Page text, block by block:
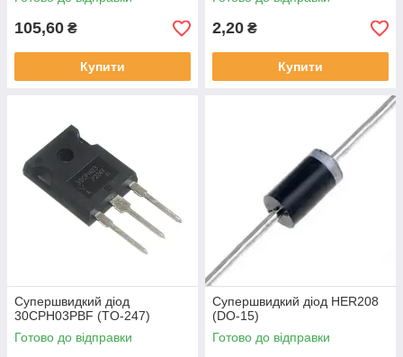
105,60 ₴
Купити
2,20 ₴
Купити
Супершвидкий діод
30CPH03PBF (TO-247)
Готово до відправки
Супершвидкий діод HER208
(DO-15)
Готово до відправки